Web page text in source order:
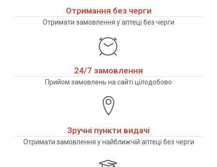
Отримання без черги
Отримати замовлення у аптеці без черги
24/7 замовлення
Прийом замовлень на сайті цілодобово
Зручні пункти видачі
Отримати замовлення у найближчій аптеці без черги